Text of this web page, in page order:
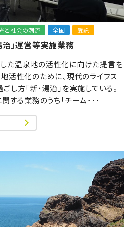
と社会の潮流 全国 受託
治」運営等実施業務
た温泉地の活性化に向けた提言を
活性化のために、現代のライフス
し方「新・湯治」を実施している。
関する業務のうち「チーム･･･